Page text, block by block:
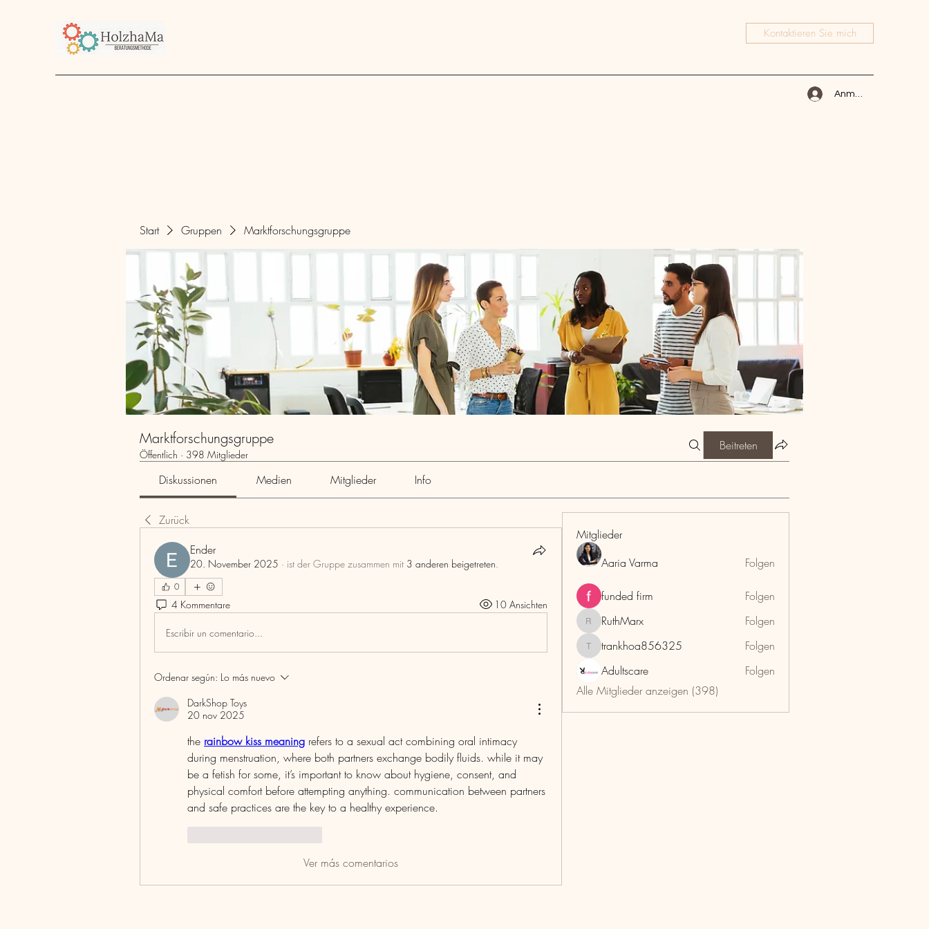
Kontaktieren Sie mich
Anmelden
Start Gruppen Marktforschungsgruppe
Marktforschungsgruppe
Öffentlich · 398 Mitglieder
Beitreten
Diskussionen Medien Mitglieder Info
Zurück
Ender
20. November 2025 · ist der Gruppe zusammen mit 3 anderen beigetreten.
0
4 Kommentare 10 Ansichten
Escribir un comentario...
Ordenar según: Lo más nuevo
DarkShop Toys
20 nov 2025
the rainbow kiss meaning refers to a sexual act combining oral intimacy
during menstruation, where both partners exchange bodily fluids. while it may
be a fetish for some, it’s important to know about hygiene, consent, and
physical comfort before attempting anything. communication between partners
and safe practices are the key to a healthy experience.
Ver más comentarios
Mitglieder
Aaria Varma
Folgen
funded firm Folgen
RuthMarx
RuthMarx Folgen
trankhoa856325
trankhoa856325
Folgen
Adultscare
Folgen
Alle Mitglieder anzeigen (398)